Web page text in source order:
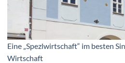
Eine „Spezlwirtschaft“ im besten
Wirtschaft